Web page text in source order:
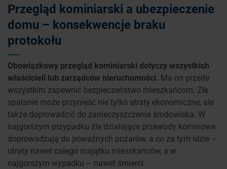
Przegląd kominiarski a ubezpieczenie
domu – konsekwencje braku
protokołu
Obowiązkowy przegląd kominiarski dotyczy wszystkich
właścicieli lub zarządców nieruchomości. Ma on przede
wszystkim zapewnić bezpieczeństwo mieszkańcom. Złe
spalanie może przynieść nie tylko straty ekonomiczne, ale
także doprowadzić do zanieczyszczenia środowiska. W
najgorszym przypadku źle działające przewody kominowe
doprowadzają do poważnych pożarów, a co za tym idzie –
utraty nawet całego majątku mieszkańców, a w
najgorszym wypadku – nawet śmierci.